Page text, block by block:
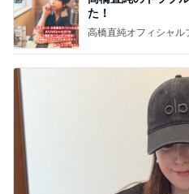
た！
高橋直純オフィシャル